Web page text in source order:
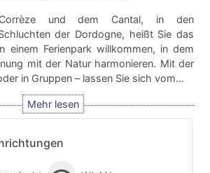
und dem Cantal, in den
der Dordogne, heißt Sie das
einem Ferienpark willkommen, in dem
mit der Natur harmonieren. Mit der
in Gruppen – lassen Sie sich vom…